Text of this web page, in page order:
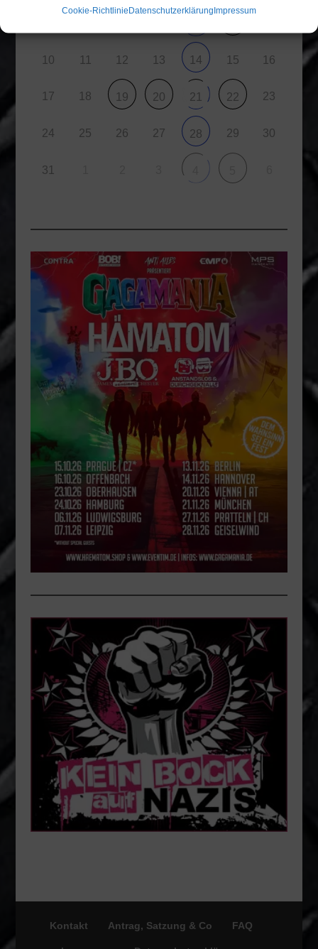
Cookie-RichtlinieDatenschutzerklärungImpressum
10 11 12 13 14 15 16
17 18 19 20 21 22 23
24 25 26 27 28 29 30
31
Kontakt Antrag, Satzung & Co FAQ